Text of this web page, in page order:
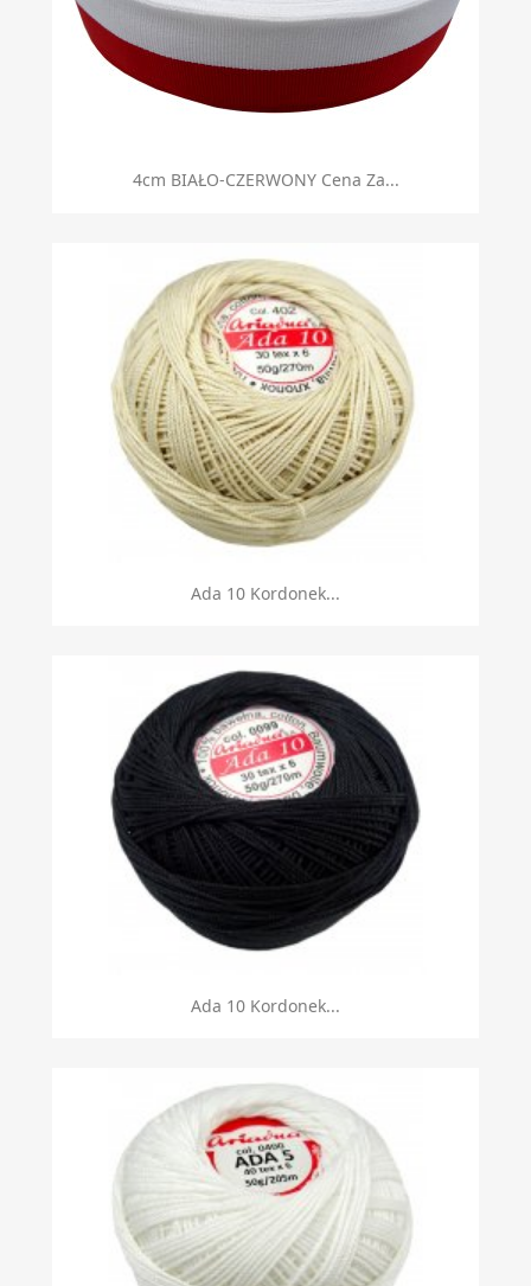
4cm BIAŁO-CZERWONY Cena Za...
Ada 10 Kordonek...
Ada 10 Kordonek...